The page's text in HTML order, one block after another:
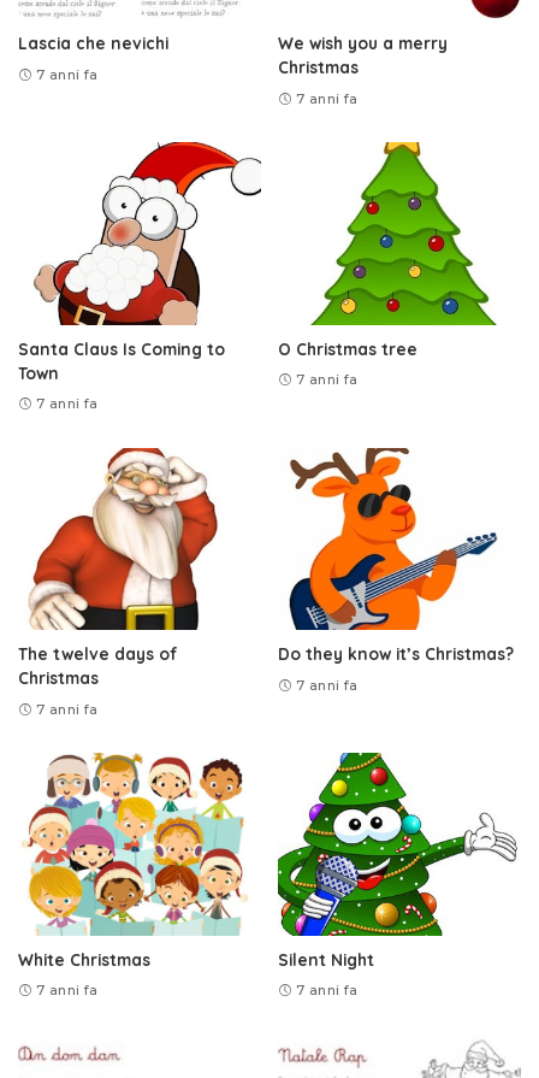
Lascia che nevichi
7 anni fa
We wish you a merry
Christmas
7 anni fa
Santa Claus Is Coming to
Town
7 anni fa
O Christmas tree
7 anni fa
The twelve days of
Christmas
7 anni fa
Do they know it’s Christmas?
7 anni fa
White Christmas
7 anni fa
Silent Night
7 anni fa